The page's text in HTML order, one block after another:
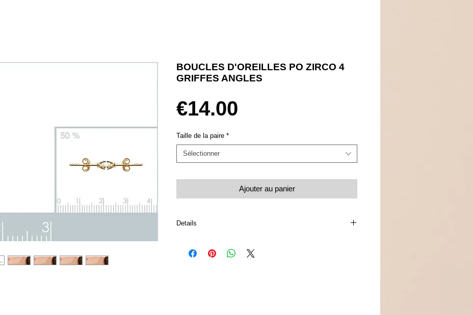
BOUCLES D'OREILLES PO ZIRCO 4
GRIFFES ANGLES
€14.00
Taille de la paire *
Sélectionner
Ajouter au panier
Details
Plaqué or 750 avec oxyde de zirconium